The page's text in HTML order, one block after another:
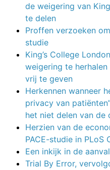
de weigering van
te delen
Proffen verzoeken
studie
King’s College
weigering te
vrij te geven
Herkennen wanneer
privacy van
het niet delen van de
Herzien van de
PACE-studie in PLoS
Een inkijk in de
Trial By Error,